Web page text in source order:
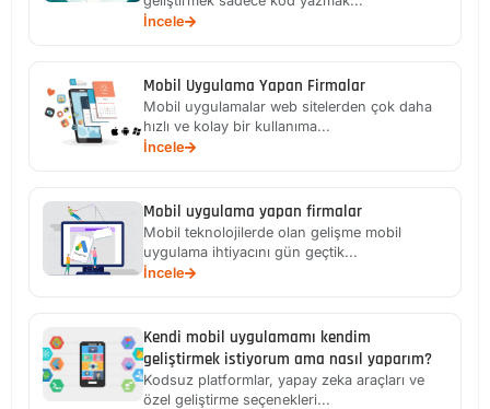
İncele
Mobil Uygulama Yapan Firmalar
Mobil uygulamalar web sitelerden çok daha
hızlı ve kolay bir kullanıma...
İncele
Mobil uygulama yapan firmalar
Mobil teknolojilerde olan gelişme mobil
uygulama ihtiyacını gün geçtik...
İncele
Kendi mobil uygulamamı kendim
geliştirmek istiyorum ama nasıl yaparım?
Kodsuz platformlar, yapay zeka araçları ve
özel geliştirme seçenekleri...